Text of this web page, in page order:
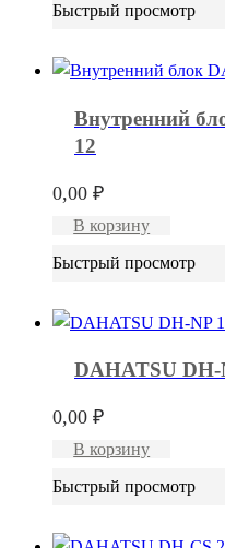
Быстрый просмотр
Внутренний
12
0,00₽
В корзину
Быстрый просмотр
DAHATSU DH-
0,00₽
В корзину
Быстрый просмотр